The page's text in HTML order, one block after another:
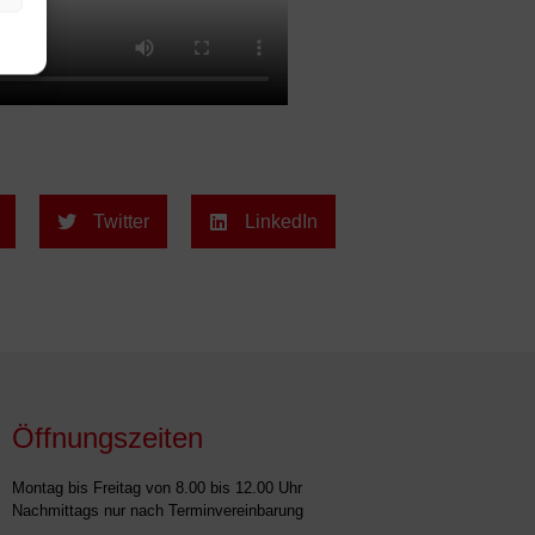
Twitter LinkedIn
Öffnungszeiten
Montag bis Freitag von 8.00 bis 12.00 Uhr
Nachmittags nur nach Terminvereinbarung